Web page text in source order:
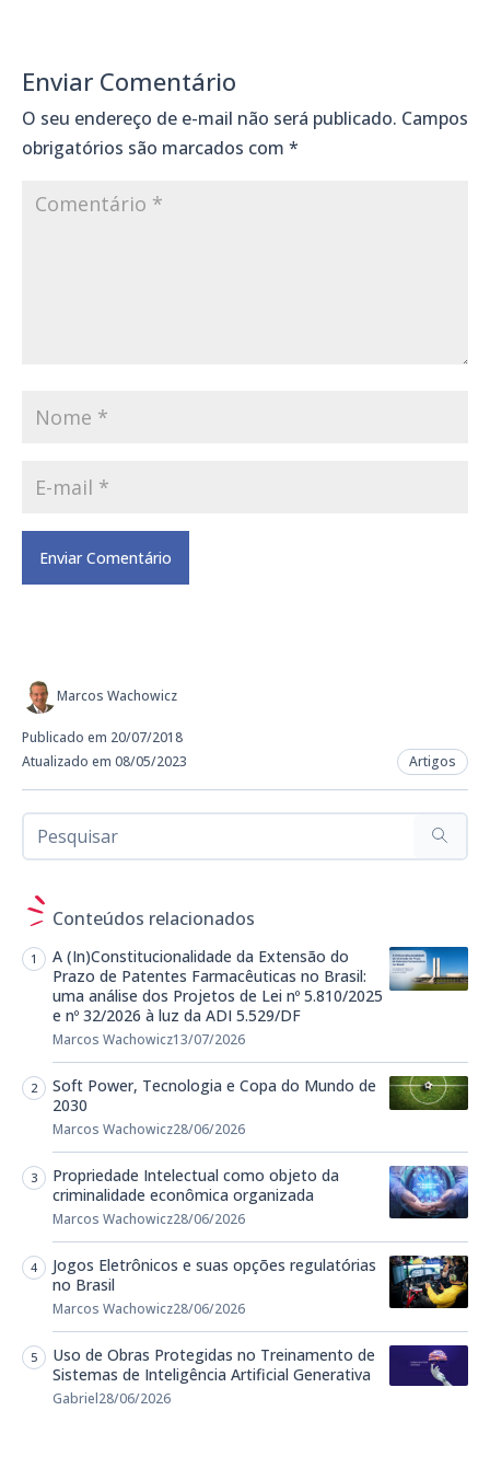
Enviar Comentário
O seu endereço de e-mail não será publicado. Campos
obrigatórios são marcados com *
Marcos Wachowicz
Publicado em 20/07/2018
Atualizado em 08/05/2023
Artigos
Conteúdos relacionados
A (In)Constitucionalidade da Extensão do
Prazo de Patentes Farmacêuticas no Brasil:
uma análise dos Projetos de Lei nº 5.810/2025
e nº 32/2026 à luz da ADI 5.529/DF
Marcos Wachowicz13/07/2026
Soft Power, Tecnologia e Copa do Mundo de
2030
Marcos Wachowicz28/06/2026
Propriedade Intelectual como objeto da
criminalidade econômica organizada
Marcos Wachowicz28/06/2026
Jogos Eletrônicos e suas opções regulatórias
no Brasil
Marcos Wachowicz28/06/2026
Uso de Obras Protegidas no Treinamento de
Sistemas de Inteligência Artificial Generativa
Gabriel28/06/2026